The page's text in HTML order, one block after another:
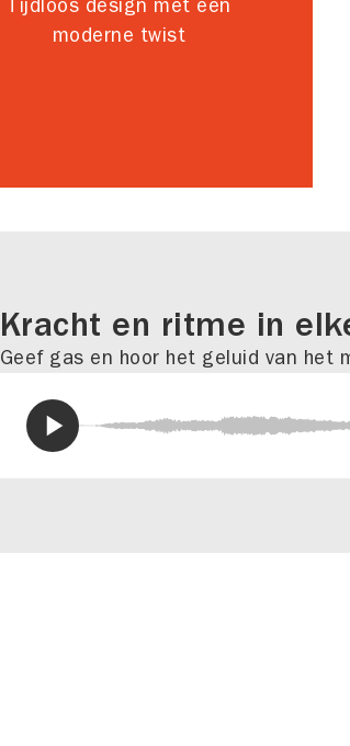
Tijdloos design met een
moderne twist
Kracht en ritme in
Geef gas en hoor het geluid van het